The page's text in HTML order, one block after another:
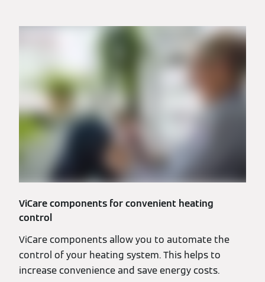
ViCare components for convenient heating
control
ViCare components allow you to automate the
control of your heating system. This helps to
increase convenience and save energy costs.